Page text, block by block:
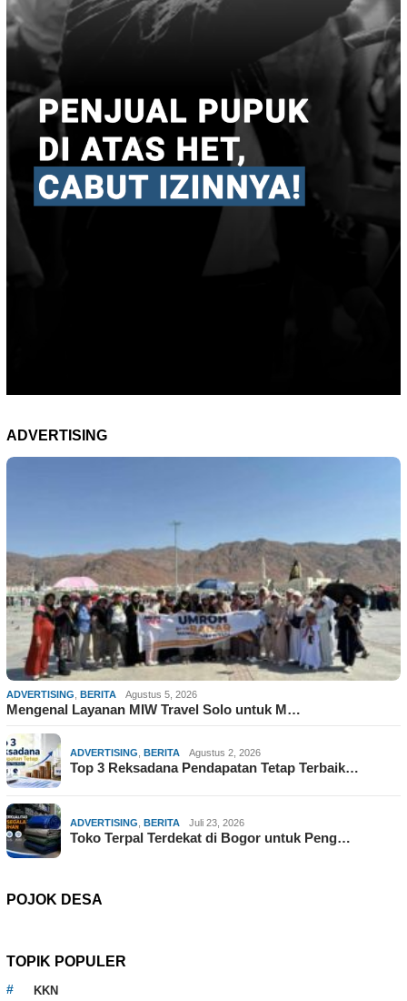
ADVERTISING
ADVERTISING BERITA Agustus 5, 2026
Mengenal Layanan MIW Travel Solo untuk M…
ADVERTISING BERITA Agustus 2, 2026
Top 3 Reksadana Pendapatan Tetap Terbaik…
ADVERTISING BERITA Juli 23, 2026
Toko Terpal Terdekat di Bogor untuk Peng…
POJOK DESA
TOPIK POPULER
KKN